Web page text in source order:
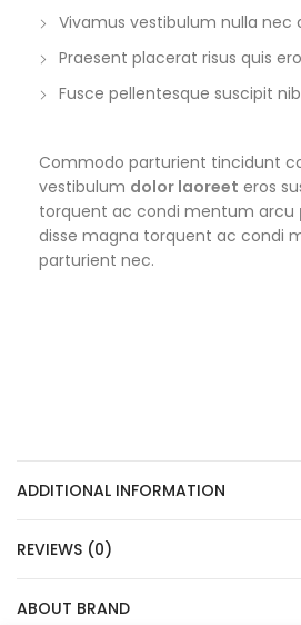
Vivamus vestibulum nulla nec
Praesent placerat risus quis
Fusce pellentesque suscipit
Commodo parturient tincidunt
vestibulum dolor laoreet eros
torquent ac condi mentum arcu
disse magna torquent ac condi
parturient nec.
ADDITIONAL INFORMATION
REVIEWS (0)
ABOUT BRAND